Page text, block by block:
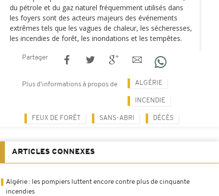
du pétrole et du gaz naturel fréquemment utilisés dans
les foyers sont des acteurs majeurs des événements
extrêmes tels que les vagues de chaleur, les sécheresses,
les incendies de forêt, les inondations et les tempêtes.
Partager
Plus d'informations à propos de ALGÉRIE
INCENDIE
FEUX DE FORÊT SANS-ABRI DÉCÈS
ARTICLES CONNEXES
Algérie : les pompiers luttent encore contre plus de cinquante
incendies